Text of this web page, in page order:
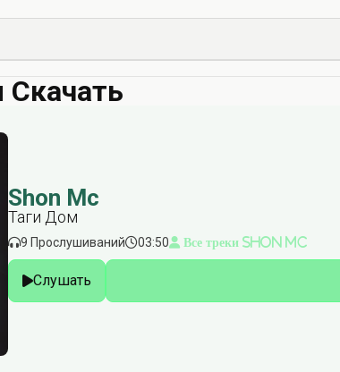
Скачать
Shon Mc
Таги Дом
9 Прослушиваний 03:50 Все треки Shon Mc
Слушать